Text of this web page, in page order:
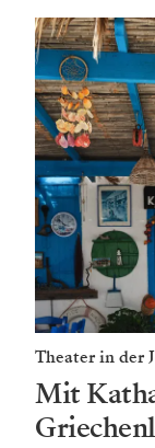
Theater in der
Mit